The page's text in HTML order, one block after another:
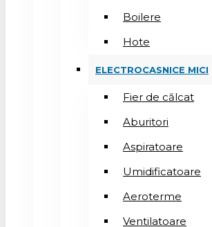
Boilere
Hote
ELECTROCASNICE MICI
Fier de călcat
Aburitori
Aspiratoare
Umidificatoare
Aeroterme
Ventilatoare